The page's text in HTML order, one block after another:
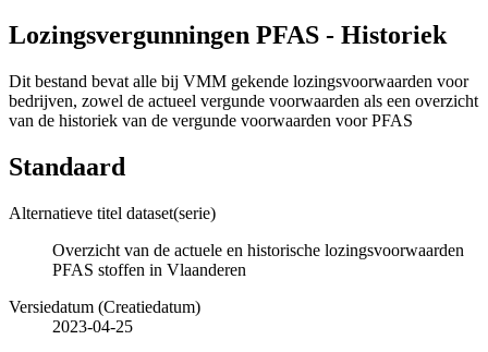
Lozingsvergunningen PFAS - Historiek
Dit bestand bevat alle bij VMM gekende lozingsvoorwaarden voor
bedrijven, zowel de actueel vergunde voorwaarden als een overzicht
van de historiek van de vergunde voorwaarden voor PFAS
Standaard
Alternatieve titel dataset(serie)
Overzicht van de actuele en historische lozingsvoorwaarden
PFAS stoffen in Vlaanderen
Versiedatum (Creatiedatum)
2023-04-25